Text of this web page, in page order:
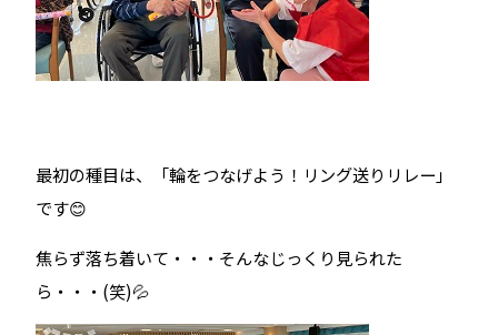
最初の種目は、「輪をつなげよう！リング送りリレー」
です😊
焦らず落ち着いて・・・そんなじっくり見られた
ら・・・(笑)💦